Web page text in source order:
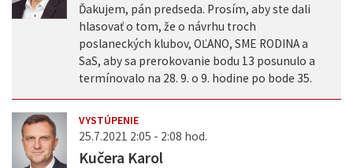
Ďakujem, pán predseda. Prosím, aby ste dali
hlasovať o tom, že o návrhu troch
poslaneckých klubov, OĽANO, SME RODINA a
SaS, aby sa prerokovanie bodu 13 posunulo a
termínovalo na 28. 9. o 9. hodine po bode 35.
VYSTÚPENIE
25.7.2021 2:05 - 2:08 hod.
Kučera Karol